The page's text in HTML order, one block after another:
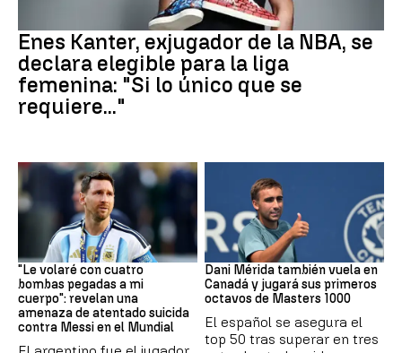
Enes Kanter, exjugador de la NBA, se
declara elegible para la liga
femenina: "Si lo único que se
requiere..."
Mundial 2026
"Le volaré con cuatro
bombas pegadas a mi
cuerpo": revelan una
amenaza de atentado suicida
contra Messi en el Mundial
Tenis
Dani Mérida también vuela en
Canadá y jugará sus primeros
octavos de Masters 1000
El español se asegura el
top 50 tras superar en tres